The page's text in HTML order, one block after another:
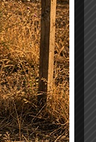
;
de
à travers les
apicole